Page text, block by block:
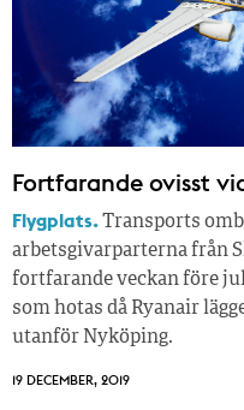
Fortfarande ovisst
Flygplats.Transports
arbetsgivarparterna från
fortfarande veckan före
som hotas då Ryanair
utanför Nyköping.
19 DECEMBER, 2019